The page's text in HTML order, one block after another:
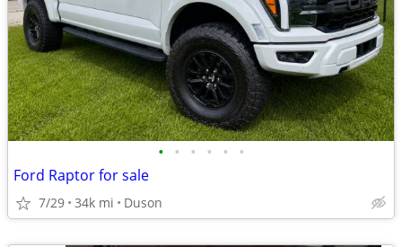
• • • • • •
Ford Raptor for sale
7/29 34k mi Duson